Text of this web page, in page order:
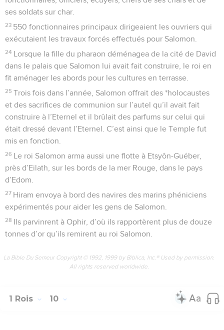
ses soldats sur char.
23 550 fonctionnaires principaux dirigeaient les ouvriers qui
exécutaient les travaux forcés effectués pour Salomon.
24 Lorsque la fille du pharaon déménagea de la cité de David
dans le palais que Salomon lui avait fait construire, le roi en
fit aménager les abords pour les cultures en terrasse.
25 Trois fois dans l’année, Salomon offrait des *holocaustes
et des sacrifices de communion sur l’autel qu’il avait fait
construire à l’Eternel et il brûlait des parfums sur celui qui
était dressé devant l’Eternel. C’est ainsi que le Temple fut
mis en fonction.
26 Le roi Salomon arma aussi une flotte à Etsyôn-Guéber,
près d’Eilath, sur les bords de la mer Rouge, dans le pays
d’Edom.
27 Hiram envoya à bord des navires des marins phéniciens
expérimentés pour aider les gens de Salomon.
28 Ils parvinrent à Ophir, d’où ils rapportèrent plus de douze
tonnes d’or qu’ils remirent au roi Salomon.
La Bible Du Semeur Copyright © 1992, 1999 by Biblica, Inc.® Used by permission.
All rights reserved worldwide.
1 Rois 10